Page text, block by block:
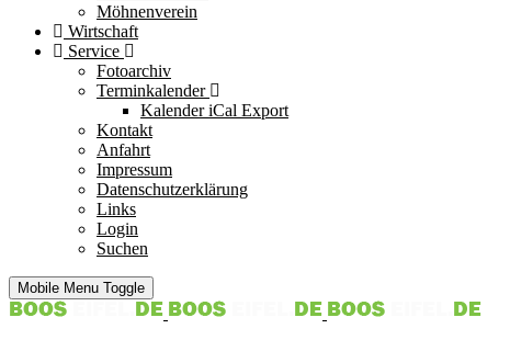
Möhnenverein
Wirtschaft
Service
Fotoarchiv
Terminkalender
Kalender iCal Export
Kontakt
Anfahrt
Impressum
Datenschutzerklärung
Links
Login
Suchen
Mobile Menu Toggle